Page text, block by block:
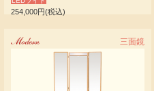
254,000円(税込)
三面鏡